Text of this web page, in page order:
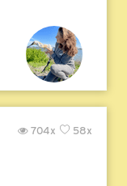
58x
704x